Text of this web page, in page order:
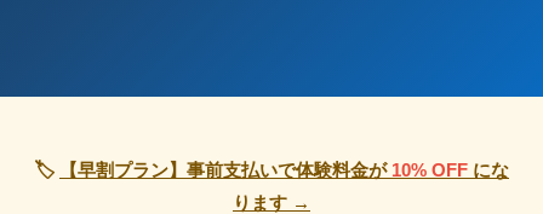
🏷 【早割プラン】事前支払いで体験料金が 10% OFF にな
ります →